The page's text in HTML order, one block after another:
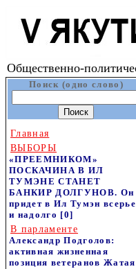
Общественно-
Поиск (одно слово)
Главная
ВЫБОРЫ
«ПРЕЕМНИКОМ»
ПОСКАЧИНА В ИЛ
ТУМЭНЕ СТАНЕТ
БАНКИР ДОЛГУНОВ. Он
придет в Ил Тумэн
и надолго [0]
В парламенте
Александр Подголов:
активная жизненная
позиция ветеранов Жатая